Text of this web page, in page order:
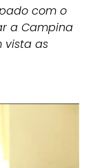
com o
a Campina
vista as